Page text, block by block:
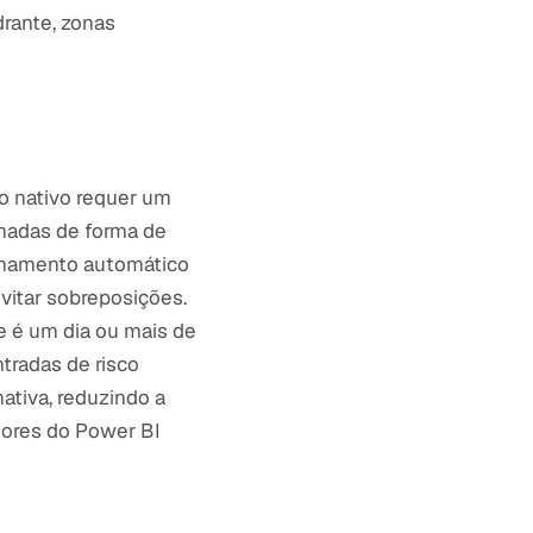
zonas
nativo requer um
de forma de
automático
sobreposições.
é um dia ou mais de
de risco
reduzindo a
do Power BI